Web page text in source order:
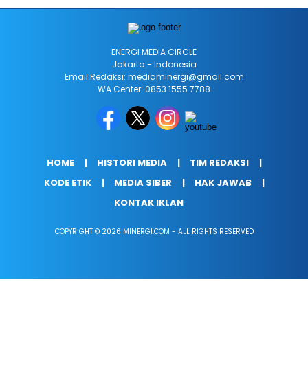
ENERGI MEDIA CIRCLE
Jakarta - Indonesia
Email Redaksi: mediaminergi@gmail.com
WA Center: 0853 1555 7788
HOME HISTORI MEDIA
TIM REDAKSI
KODE ETIK
MEDIA SIBER
HAK JAWAB
KONTAK IKLAN
COPYRIGHT © 2026 MINERGI.COM - ALL RIGHTS RESERVED